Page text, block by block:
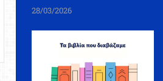
28/03/2026